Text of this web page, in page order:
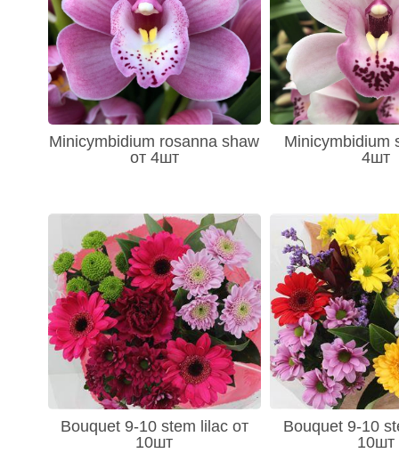
- Куркума (Curcuma) 5
- Краспедия (Craspedia) 134
- Ландыш (Convallaria) 2
- Леукотоэ (Leuco) 38
- Лиатрис (Liatris) 3
- Люпин (Lupinus) 2
- Маттиола (Antirrhinum) 11
- Мох 2
- Нерина (Nerine) 2
- Нарциссы 12
- Озотамнус (Ozothamnus) 2
- Подсолнух (Helianthus) 7
- Посконник (Eupatorium) 4
- Пролеска - Scilla 3
- Ромашки 6
- Ранункулус (Ranunculus) 31
- Рябчик 11
- Статица (Statitsa) 412
- Скабиоза (Scabiosa) 15
- Сирень 2
- Синеголовник (Eryngium) 89
- Солидаго (Solidago) 84
- Стрелитция (Srelitzia) 5
- Трахелиум (Trachelium) 5
- Тысячелистник (Achillea) 4
Minicymbidium rosanna shaw
от 4шт
Minicymbidium
4шт
Bouquet 9-10 stem lilac от
10шт
Bouquet 9-10
10шт